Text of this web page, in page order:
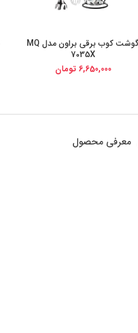
خرید از دیجی کالا
گوشت کوب برقی براون مدل MQ
7035X
6,650,000 تومان
معرفی محصول